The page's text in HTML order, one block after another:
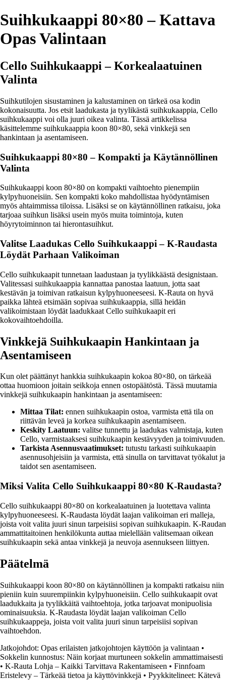
Suihkukaappi 80×80 – Kattava
Opas Valintaan
Cello Suihkukaappi – Korkealaatuinen
Valinta
Suihkutilojen sisustaminen ja kalustaminen on tärkeä osa kodin
kokonaisuutta. Jos etsit laadukasta ja tyylikästä suihkukaappia, Cello
suihkukaappi voi olla juuri oikea valinta. Tässä artikkelissa
käsittelemme suihkukaappia koon 80×80, sekä vinkkejä sen
hankintaan ja asentamiseen.
Suihkukaappi 80×80 – Kompakti ja Käytännöllinen
Valinta
Suihkukaappi koon 80×80 on kompakti vaihtoehto pienempiin
kylpyhuoneisiin. Sen kompakti koko mahdollistaa hyödyntämisen
myös ahtaimmissa tiloissa. Lisäksi se on käytännöllinen ratkaisu, joka
tarjoaa suihkun lisäksi usein myös muita toimintoja, kuten
höyrytoiminnon tai hierontasuihkut.
Valitse Laadukas Cello Suihkukaappi – K-Raudasta
Löydät Parhaan Valikoiman
Cello suihkukaapit tunnetaan laadustaan ja tyylikkäästä designistaan.
Valitessasi suihkukaappia kannattaa panostaa laatuun, jotta saat
kestävän ja toimivan ratkaisun kylpyhuoneeseesi. K-Rauta on hyvä
paikka lähteä etsimään sopivaa suihkukaappia, sillä heidän
valikoimistaan löydät laadukkaat Cello suihkukaapit eri
kokovaihtoehdoilla.
Vinkkejä Suihkukaapin Hankintaan ja
Asentamiseen
Kun olet päättänyt hankkia suihkukaapin kokoa 80×80, on tärkeää
ottaa huomioon joitain seikkoja ennen ostopäätöstä. Tässä muutamia
vinkkejä suihkukaapin hankintaan ja asentamiseen:
Mittaa Tilat: ennen suihkukaapin ostoa, varmista että tila on
riittävän leveä ja korkea suihkukaapin asentamiseen.
Keskity Laatuun: valitse tunnettu ja laadukas valmistaja, kuten
Cello, varmistaaksesi suihkukaapin kestävyyden ja toimivuuden.
Tarkista Asennusvaatimukset: tutustu tarkasti suihkukaapin
asennusohjeisiin ja varmista, että sinulla on tarvittavat työkalut ja
taidot sen asentamiseen.
Miksi Valita Cello Suihkukaappi 80×80 K-Raudasta?
Cello suihkukaappi 80×80 on korkealaatuinen ja luotettava valinta
kylpyhuoneeseesi. K-Raudasta löydät laajan valikoiman eri malleja,
joista voit valita juuri sinun tarpeisiisi sopivan suihkukaapin. K-Raudan
ammattitaitoinen henkilökunta auttaa mielellään valitsemaan oikean
suihkukaapin sekä antaa vinkkejä ja neuvoja asennukseen liittyen.
Päätelmä
Suihkukaappi koon 80×80 on käytännöllinen ja kompakti ratkaisu niin
pieniin kuin suurempiinkin kylpyhuoneisiin. Cello suihkukaapit ovat
laadukkaita ja tyylikkäitä vaihtoehtoja, jotka tarjoavat monipuolisia
ominaisuuksia. K-Raudasta löydät laajan valikoiman Cello
suihkukaappeja, joista voit valita juuri sinun tarpeisiisi sopivan
vaihtoehdon.
Jatkojohdot: Opas erilaisten jatkojohtojen käyttöön ja valintaan •
Sokkelin kunnostus: Näin korjaat murtuneen sokkelin ammattimaisesti
• K-Rauta Lohja – Kaikki Tarvittava Rakentamiseen • Finnfoam
Eristelevy – Tärkeää tietoa ja käyttövinkkejä • Pyykkitelineet: Kätevä